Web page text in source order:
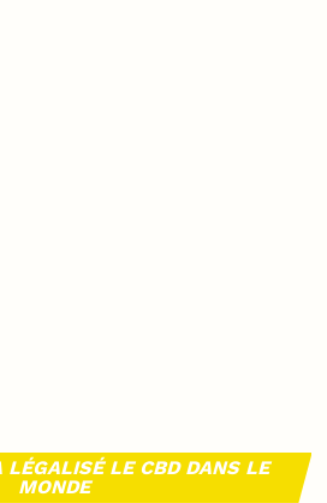
LÉGALISÉ LE CBD DANS LE
MONDE